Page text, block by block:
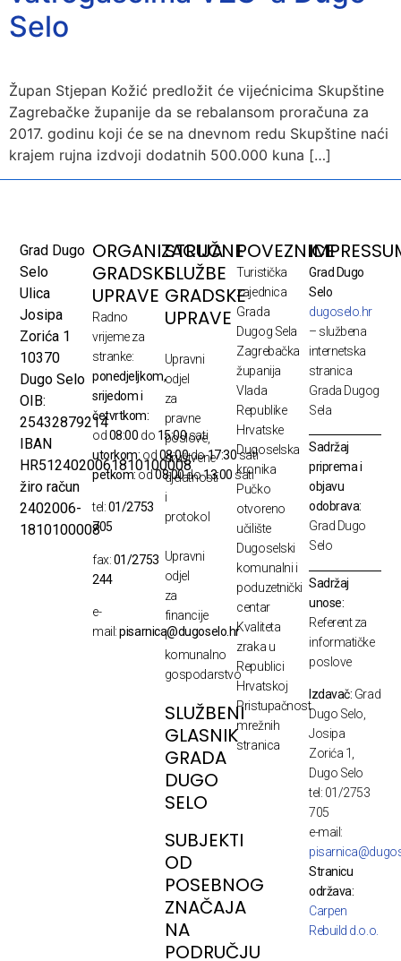
Selo
Župan Stjepan Kožić predložit će vijećnicima Skupštine
Zagrebačke županije da se rebalansom proračuna za
2017. godinu koji će se na dnevnom redu Skupštine naći
krajem rujna izdvoji dodatnih 500.000 kuna […]
Grad Dugo
Selo
Ulica
Josipa
Zorića 1
10370
Dugo Selo
OIB:
25432879214
IBAN
HR5124020061810100008
žiro račun
2402006-
1810100008
ORGANIZACIJA
GRADSKE
UPRAVE
Radno
vrijeme za
stranke:
ponedjeljkom,
srijedom i
četvrtkom:
od08:00 do 15:00sati
utorkom: od08:00do17:30sati
petkom:od08:00do13:00 sati
tel:01/2753
705
fax:01/2753
244
e-
mail:pisarnica@dugoselo.hr
STRUČNE
SLUŽBE
GRADSKE
UPRAVE
Upravni
odjel
za
pravne
poslove,
društvene
djelatnosti
i
protokol
Upravni
odjel
za
financije
i
komunalno
gospodarstvo
SLUŽBENI
GLASNIK
GRADA
DUGO
SELO
SUBJEKTI
OD
POSEBNOG
ZNAČAJA
NA
PODRUČJU
POVEZNICE
Turistička
zajednica
Grada
Dugog Sela
Zagrebačka
županija
Vlada
Republike
Hrvatske
Dugoselska
kronika
Pučko
otvoreno
učilište
Dugoselski
komunalni i
poduzetnički
centar
Kvaliteta
zraka u
Republici
Hrvatskoj
Pristupačnost
mrežnih
stranica
Grad Dugo
Selo
dugoselo.hr
– službena
internetska
stranica
Grada Dugog
Sela
Sadržaj
priprema i
objavu
odobrava:
Grad Dugo
Selo
Sadržaj
unose:
Referent za
informatičke
poslove
Izdavač: Grad
Dugo Selo,
Josipa
Zorića 1,
Dugo Selo
tel: 01/2753
705
e-mail:
Stranicu
održava:
Carpen
Rebuild d.o.o.